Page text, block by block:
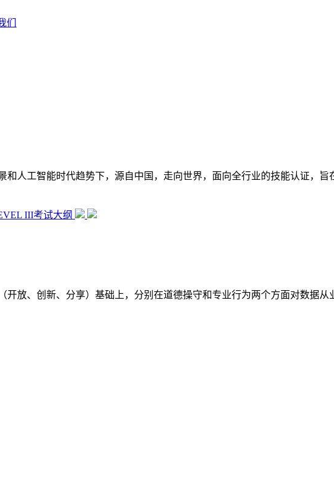
们
和人工智能时代趋势下，源自中国，走向世界，面向全行业的技能认证，
III考试大纲
开放、创新、分享）基础上，分别在道德操守和专业行为两个方面对数据